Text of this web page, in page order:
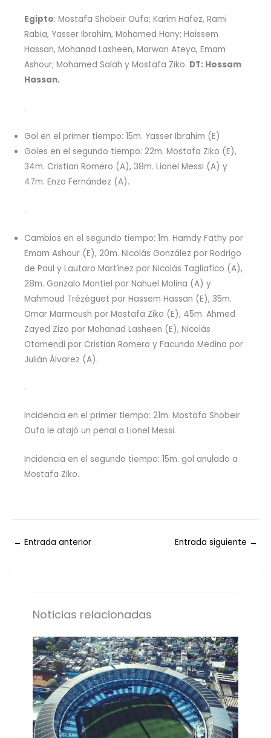
Egipto: Mostafa Shobeir Oufa; Karim Hafez, Rami
Rabia, Yasser Ibrahim, Mohamed Hany; Haissem
Hassan, Mohanad Lasheen, Marwan Ateya, Emam
Ashour; Mohamed Salah y Mostafa Ziko. DT: Hossam
Hassan.
.
Gol en el primer tiempo: 15m. Yasser Ibrahim (E)
Goles en el segundo tiempo: 22m. Mostafa Ziko (E),
34m. Cristian Romero (A), 38m. Lionel Messi (A) y
47m. Enzo Fernández (A).
.
Cambios en el segundo tiempo: 1m. Hamdy Fathy por
Emam Ashour (E), 20m. Nicolás González por Rodrigo
de Paul y Lautaro Martínez por Nicolás Tagliafico (A),
28m. Gonzalo Montiel por Nahuel Molina (A) y
Mahmoud Trézéguet por Hassem Hassan (E), 35m.
Omar Marmoush por Mostafa Ziko (E), 45m. Ahmed
Zayed Zizo por Mohanad Lasheen (E), Nicolás
Otamendi por Cristian Romero y Facundo Medina por
Julián Álvarez (A).
.
Incidencia en el primer tiempo: 21m. Mostafa Shobeir
Oufa le atajó un penal a Lionel Messi.
Incidencia en el segundo tiempo: 15m. gol anulado a
Mostafa Ziko.
← Entrada anterior Entrada siguiente →
Noticias relacionadas